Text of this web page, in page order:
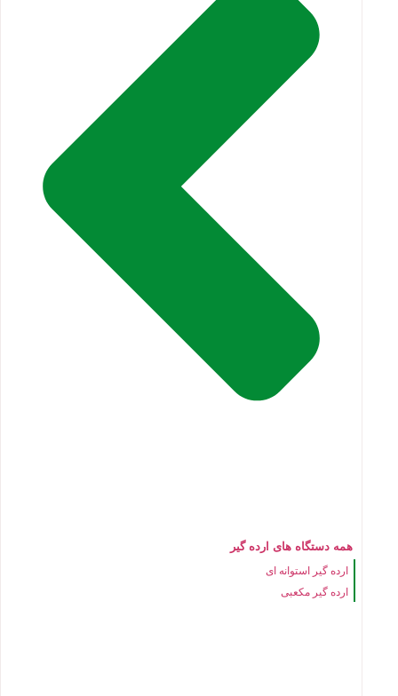
همه دستگاه های ارده گیر
ارده گیر استوانه ای
ارده گیر مکعبی